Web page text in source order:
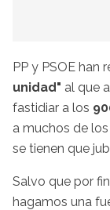
PP y PSOE han
unidad" al que
fastidiar a los
a muchos de
se tienen que
Salvo que por
hagamos una